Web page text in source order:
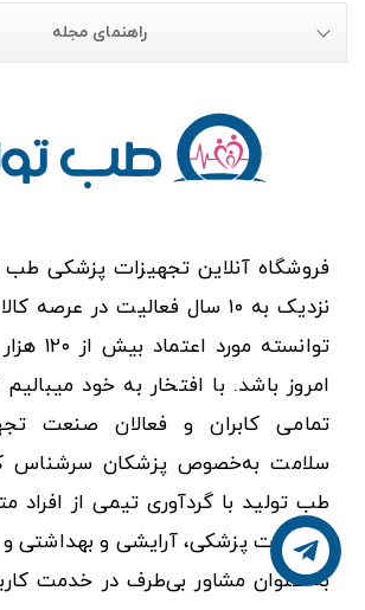
راهنمای مجله
فروشگاه آنلاین تجهیزات پزشکی طب
نزدیک به ۱۰ سال فعالیت در عرصه
توانسته
امروز باشد. با افتخار به خود
تمامی کابران و فعالان صنعت
سلامت به‌خصوص پزشکان سرشناس
طب تولید با گردآوری تیمی از
تجهیزات پزشکی، آرایشی و بهداشتی
به عنوان مشاور بی‌طرف در خدمت
تماس با ما